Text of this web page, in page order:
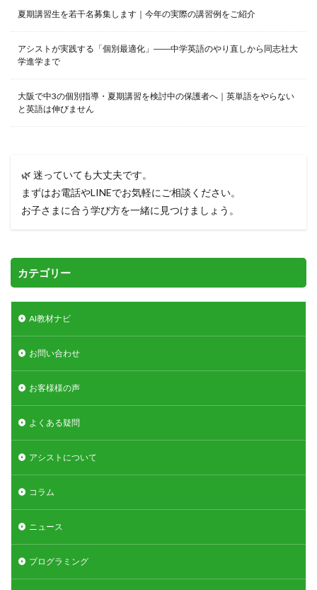
夏期講習生を若干名募集します｜今年の実際の講習例をご紹介
アシストが実践する「個別最適化」――中学英語のやり直しから同志社大
学進学まで
大阪で中3の個別指導・夏期講習を検討中の保護者へ｜英単語をやらない
と英語は伸びません
🌿 迷っていても大丈夫です。
まずはお電話やLINEでお気軽にご相談ください。
お子さまに合う学び方を一緒に見つけましょう。
カテゴリー
AI教材ナビ
お問い合わせ
お客様様の声
よくある疑問
アシストについて
コラム
ニュース
プログラミング